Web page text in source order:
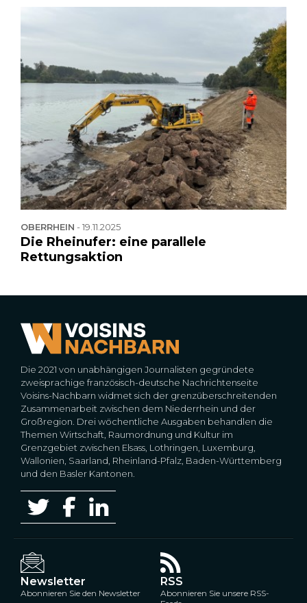
OBERRHEIN -19.11.2025
Die Rheinufer: eine parallele
Rettungsaktion
Die 2021 von unabhängigen Journalisten gegründete
zweisprachige französisch-deutsche Nachrichtenseite
Voisins-Nachbarn widmet sich der grenzüberschreitenden
Zusammenarbeit zwischen dem Niederrhein und der
Großregion. Drei wöchentliche Ausgaben behandlen die
Themen Wirtschaft, Raumordnung und Kultur im
Grenzgebiet zwischen Elsass, Lothringen, Luxemburg,
Wallonien, Saarland, Rheinland-Pfalz, Baden-Württemberg
und den Basler Kantonen.
Newsletter
Abonnieren Sie den Newsletter
RSS
Abonnieren Sie unsere RSS-